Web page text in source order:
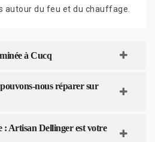
autour du feu et du chauffage.
à Cucq
nous réparer sur
: Artisan Dellinger est votre